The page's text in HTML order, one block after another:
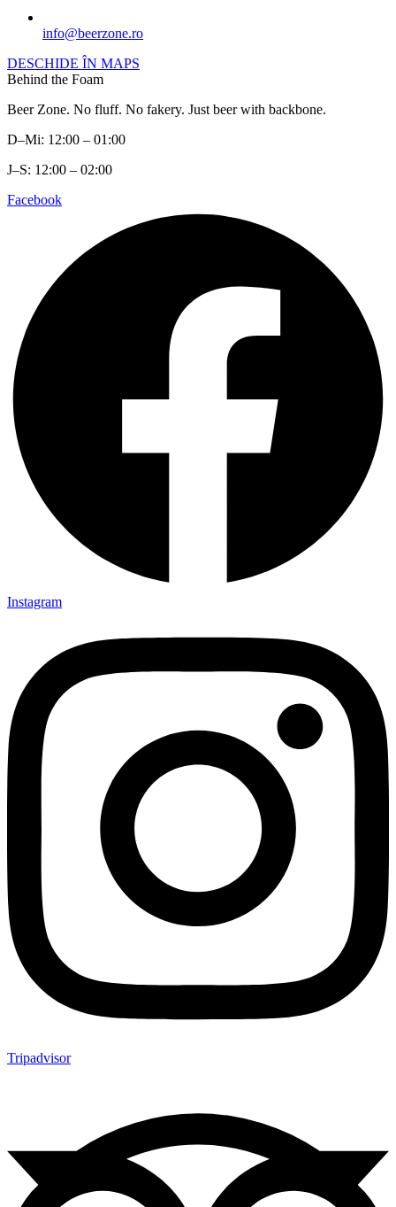
info@beerzone.ro
DESCHIDE ÎN MAPS
Behind the Foam
Beer Zone. No fluff. No fakery. Just beer with backbone.
D–Mi: 12:00 – 01:00
J–S: 12:00 – 02:00
Facebook
Instagram
Tripadvisor